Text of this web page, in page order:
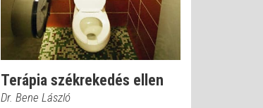
Terápia székrekedés ellen
Dr. Bene László